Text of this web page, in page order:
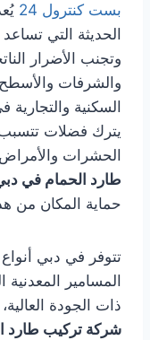
بست كنترول 24
الحديثة التي
وتجنب الأضرار
والشرفات
السكنية
يترك فضلات
الحشرات
طارد الحمام في
حماية المكان من
تتوفر في دبي
المسامير المعدنية
ذات الجودة
شركة تركيب طارد